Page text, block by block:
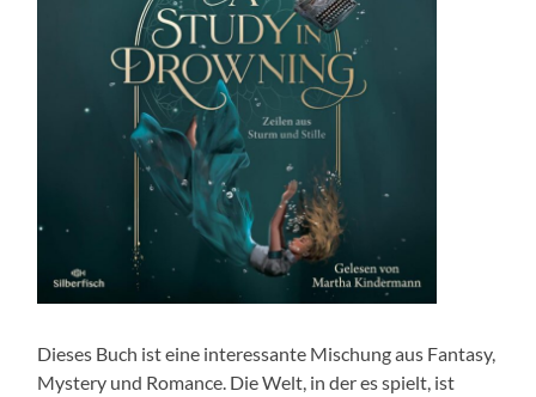
Dieses Buch ist eine interessante Mischung aus Fantasy,
Mystery und Romance. Die Welt, in der es spielt, ist